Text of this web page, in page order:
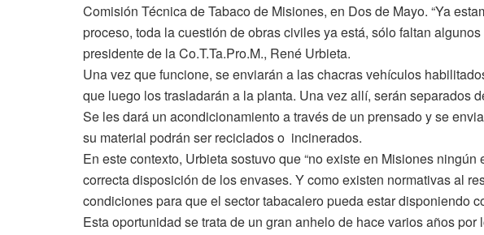
Comisión Técnica de Tabaco de Misiones, en Dos de Mayo. “Ya
proceso, toda la cuestión de obras civiles ya está, sólo faltan
presidente de la Co.T.Ta.Pro.M., René Urbieta.
Una vez que funcione, se enviarán a las chacras vehículos
que luego los trasladarán a la planta. Una vez allí, serán separados
Se les dará un acondicionamiento a través de un prensado y se
su material podrán ser reciclados o incinerados.
En este contexto, Urbieta sostuvo que “no existe en Misiones
correcta disposición de los envases. Y como existen normativas al
condiciones para que el sector tabacalero pueda estar disponiendo
Esta oportunidad se trata de un gran anhelo de hace varios años